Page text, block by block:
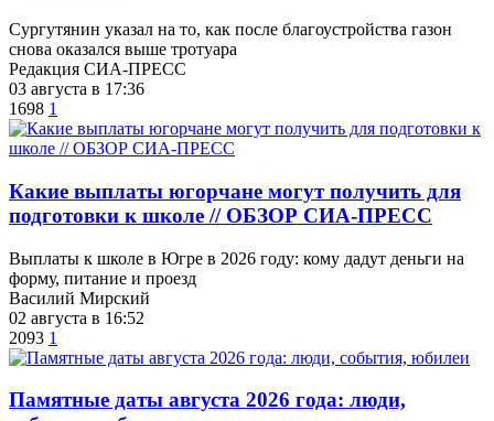
Сургутянин указал на то, как после благоустройства газон
снова оказался выше тротуара
Редакция СИА-ПРЕСС
03 августа в 17:36
1698 1
Какие выплаты югорчане могут получить для
подготовки к школе // ОБЗОР СИА-ПРЕСС
Выплаты к школе в Югре в 2026 году: кому дадут деньги на
форму, питание и проезд
Василий Мирский
02 августа в 16:52
2093 1
​Памятные даты августа 2026 года: люди,